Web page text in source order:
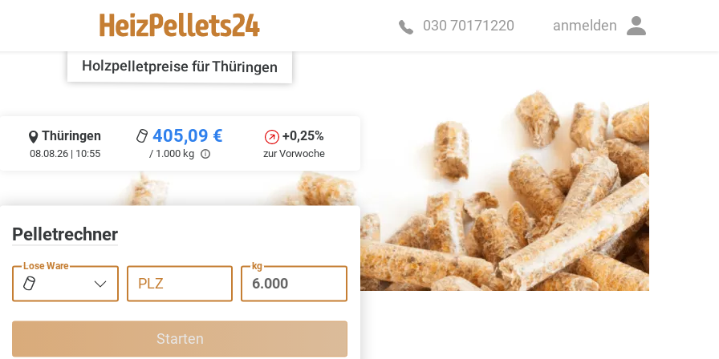
030 70171220 anmelden
Holzpelletpreise für Thüringen
Thüringen
08.08.26 | 10:55
405,09 €
/ 1.000 kg
+0,25%
zur Vorwoche
Pelletrechner
Lose Ware
PLZ
kg
Starten